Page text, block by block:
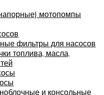
мотопомпы
фильтры для насосов
топлива, масла,
и консольные